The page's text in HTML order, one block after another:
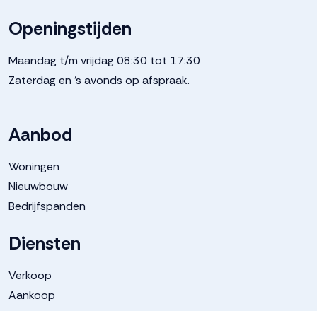
Openingstijden
Maandag t/m vrijdag 08:30 tot 17:30
Zaterdag en 's avonds op afspraak.
Aanbod
Woningen
Nieuwbouw
Bedrijfspanden
Diensten
Verkoop
Aankoop